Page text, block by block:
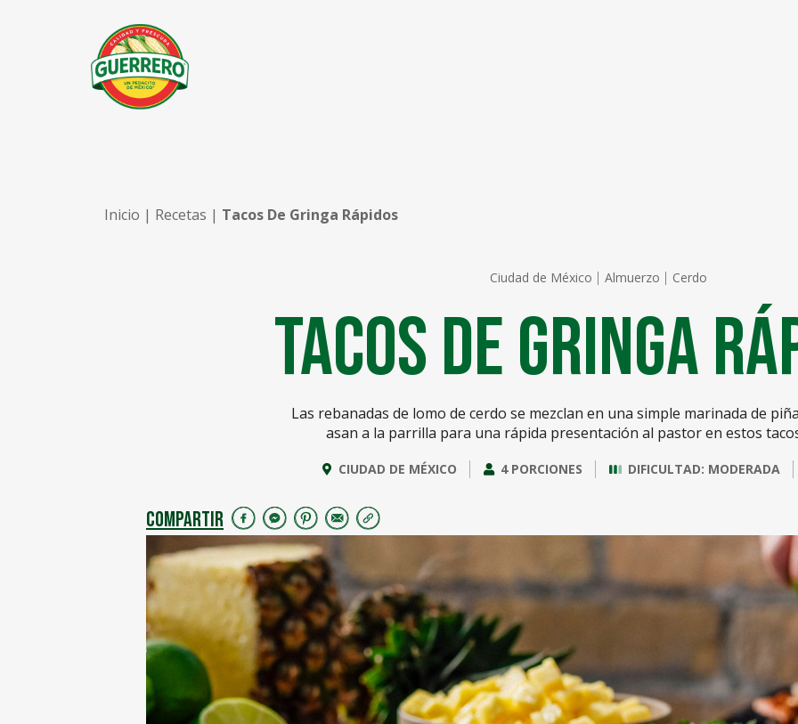
Inicio | Recetas | Tacos De Gringa Rápidos
Ciudad de México Almuerzo Cerdo
Tacos De Gringa
Las rebanadas de lomo de cerdo se mezclan en una simple marinada de
asan a la parrilla para una rápida presentación al pastor en estos
CIUDAD DE MÉXICO 4 PORCIONES DIFICULTAD: MODERADA
COMPARTIR